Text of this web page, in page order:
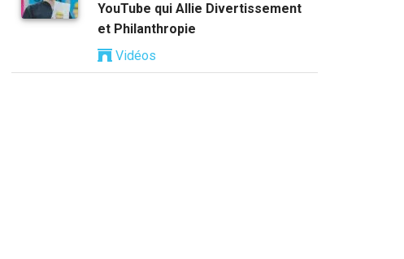
YouTube qui Allie Divertissement
et Philanthropie
Vidéos